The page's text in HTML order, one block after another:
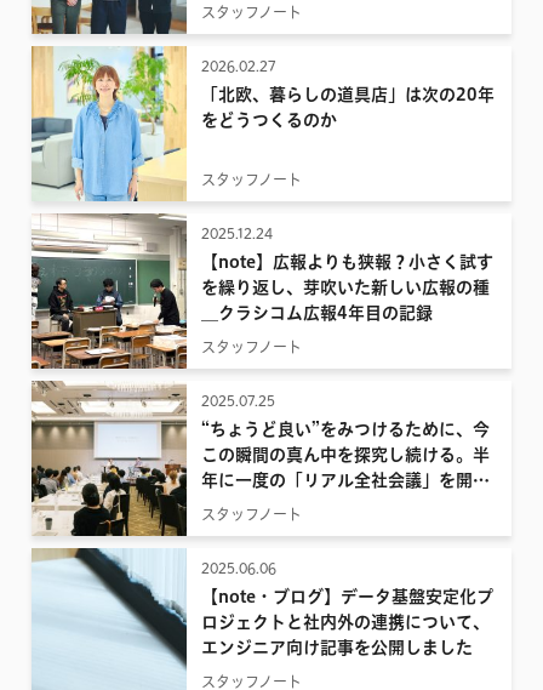
スタッフノート
2026.02.27
「北欧、暮らしの道具店」は次の20年
をどうつくるのか
スタッフノート
2025.12.24
【note】広報よりも狭報？小さく試す
を繰り返し、芽吹いた新しい広報の種
__クラシコム広報4年目の記録
スタッフノート
2025.07.25
“ちょうど良い”をみつけるために、今
この瞬間の真ん中を探究し続ける。半
年に一度の「リアル全社会議」を開催
しました
スタッフノート
2025.06.06
【note・ブログ】データ基盤安定化プ
ロジェクトと社内外の連携について、
エンジニア向け記事を公開しました
スタッフノート